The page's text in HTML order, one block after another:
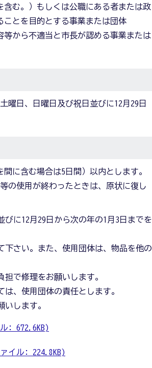
む。）もしくは公職にある者または政
ことを目的とする事業または団体
から不適当と市長が認める事業または
曜日、日曜日及び祝日並びに12月29日
に含む場合は5日間）以内とします。
の使用が終わったときは、原状に復し
に12月29日から次の年の1月3日までを
下さい。また、使用団体は、物品を他の
で修理をお願いします。
、使用団体の責任とします。
します。
: 672.6KB)
イル: 224.8KB)